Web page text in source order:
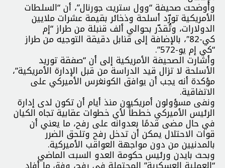
وأوضحت صحيفة “وول ستريت جورنال”، أن “السلطات
الأمريكية تورّد أسلحة وذخائر بقيمة عشرات ملايين
الدولارات، وتُقدّر بحوالي ألف قنبلة من طراز “إم
كي-82″، بالإضافة إلى قنابل دقيقة التوجيه من طراز
“كي إم يو-572”.
وأشارت الصحيفة الأمريكية إلى أن “صفقة توريد
الأسلحة لا تزال قيد الدراسة من قبل الإدارة الأمريكية”،
مؤكدة أنه يجب أن يوافق الكونغرس الأميركي على
الاتفاقية.
ونفى مسؤولون أمريكيون منذ أيام أن تكون لدى إدارة
الرئيس الأميركي خططاً لأي خطوات عقابية تجاه الكيان
في حال مضى قدمًا بعدوانه على رفح، ما يعني أن
قوات الاحتلال يمكن أن تدخل رفح وتلحق الضرر
بالمدنيين من دون مواجهة العواقب الأميركية.
وبحث بايدن ورئيس حكومة العدو السبت الماضي